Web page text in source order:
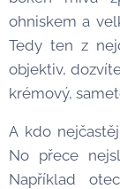
ohniskem a
Tedy ten z
objektiv,
krémový,
A kdo
No přece
Například